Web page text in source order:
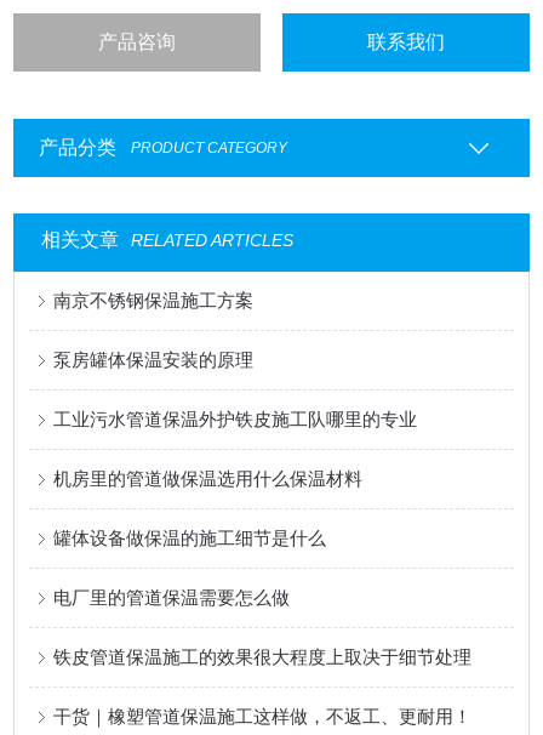
产品咨询 联系我们
产品分类 PRODUCT CATEGORY
相关文章 RELATED ARTICLES
南京不锈钢保温施工方案
泵房罐体保温安装的原理
工业污水管道保温外护铁皮施工队哪里的专业
机房里的管道做保温选用什么保温材料
罐体设备做保温的施工细节是什么
电厂里的管道保温需要怎么做
铁皮管道保温施工的效果很大程度上取决于细节处理
干货｜橡塑管道保温施工这样做，不返工、更耐用！